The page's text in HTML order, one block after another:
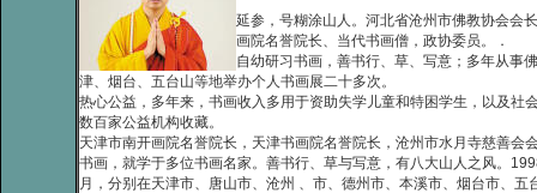
延参，号糊涂山人。河北省沧州市佛教协会会
画院名誉院长、当代书画僧，政协委员。．
自幼研习书画，善书行、草、写意；多年从事
津、烟台、五台山等地举办个人书画展二十多次。
热心公益，多年来，书画收入多用于资助失学儿童和特困学生，以及社
数百家公益机构收藏。
天津市南开画院名誉院长，天津书画院名誉院长，沧州市水月寺慈善
书画，就学于多位书画名家。善书行、草与写意，有八大山人之风。
月，分别在天津市、唐山市、沧州 、市、德州市、本溪市、烟台市、